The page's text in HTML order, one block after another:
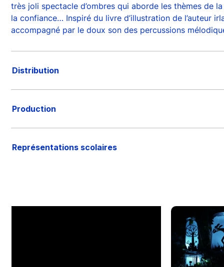
très joli spectacle d’ombres qui aborde les thèmes de
la confiance… Inspiré du livre d’illustration de l’auteur
accompagné par le doux son des percussions
Distribution
Production
Représentations scolaires